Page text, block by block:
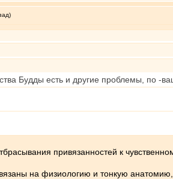
Будды есть и другие проблемы, по -
привязанностей к
на физиологию и тонкую